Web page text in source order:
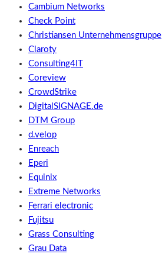
Cambium Networks
Check Point
Christiansen Unternehmensgruppe
Claroty
Consulting4IT
Coreview
CrowdStrike
DigitalSIGNAGE.de
DTM Group
d.velop
Enreach
Eperi
Equinix
Extreme Networks
Ferrari electronic
Fujitsu
Grass Consulting
Grau Data